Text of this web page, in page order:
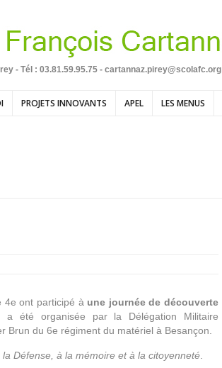
- Tél : 03.81.59.95.75 - cartannaz.pirey@scolafc.org
PROJETS INNOVANTS APEL LES MENUS
4e ont participé à une journée de découverte
a été organisée par la Délégation Militaire
Brun du 6e régiment du matériel à Besançon.
Défense, à la mémoire et à la citoyenneté